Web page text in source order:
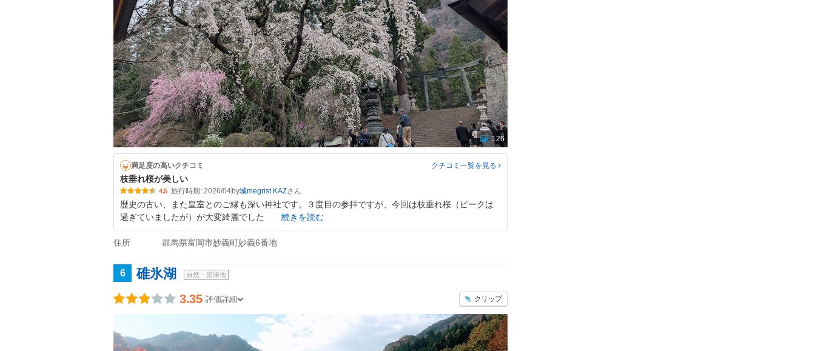
126
満足度の高いクチコミ クチコミ一覧を見る
枝垂れ桜が美しい
4.5 旅行時期: 2026/04by城megrist KAZ
歴史の古い、また皇室とのご縁も深い神社です。３度目の参拝ですが、今回は枝垂れ桜（ピークは
過ぎていましたが）が大変綺麗でした
続きを読む
住所 群馬県富岡市妙義町妙義6番地
6 碓氷湖 自然・景勝地
3.35 評価詳細 クリップ